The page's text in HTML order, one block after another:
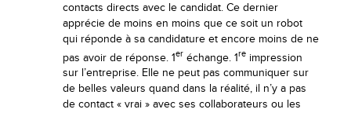
contacts directs avec le candidat. Ce dernier
apprécie de moins en moins que ce soit un robot
qui réponde à sa candidature et encore moins de ne
pas avoir de réponse. 1er échange. 1re impression
sur l’entreprise. Elle ne peut pas communiquer sur
de belles valeurs quand dans la réalité, il n’y a pas
de contact « vrai » avec ses collaborateurs ou les